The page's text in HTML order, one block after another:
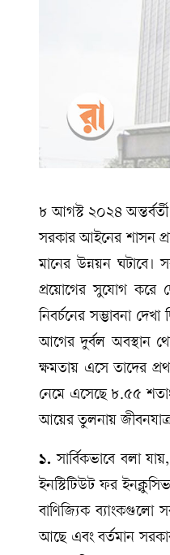
৮ আগস্ট ২০২৪
সরকার আইনের শাসন
মানের উন্নয়ন ঘটাবে।
প্রয়োগের সুযোগ করে
নিবর্চনের সম্ভাবনা
আগের দুর্বল অবস্থান
ক্ষমতায় এসে তাদের
নেমে এসেছে ৮.৫৫
আয়ের তুলনায়
১. সার্বিকভাবে বলা
ইনস্টিটিউট ফর
বাণিজ্যিক ব্যাংকগুলো
আছে এবং বর্তমান